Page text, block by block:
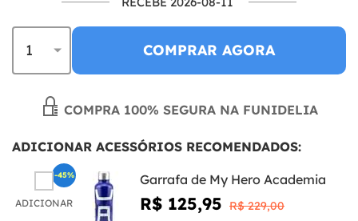
COMPRAR AGORA
COMPRA 100% SEGURA NA FUNIDELIA
ADICIONAR ACESSÓRIOS RECOMENDADOS:
ADICIONAR
Garrafa de My Hero Academia
R$ 125,95 R$ 229,00
-45%